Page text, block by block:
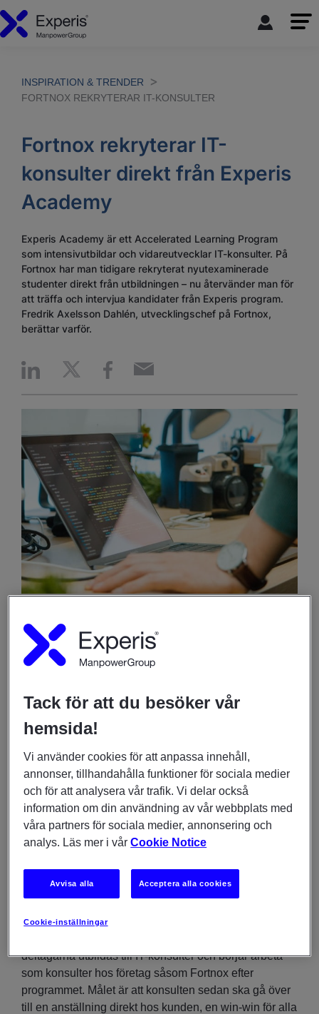
INSPIRATION & TRENDER
FORTNOX REKRYTERAR IT-KONSULTER
Fortnox rekryterar IT-
konsulter direkt från Experis
Academy
Experis Academy är ett Accelerated Learning Program
som intensivutbildar och vidareutvecklar IT-konsulter. På
Fortnox har man tidigare rekryterat nyutexaminerade
studenter direkt från utbildningen – nu återvänder man för
att träffa och intervjua kandidater från Experis program.
Fredrik Axelsson Dahlén, utvecklingschef på Fortnox,
berättar varför.
Idag är det många branscher som kan vittna om
svårigheterna i att hitta rätt kompetens. Framförallt IT-
och techbranschen har länge har brottats med denna
Fredrik Axelsson Dahlén är utvecklingschef på
affärssystem för småföretagare i Sverige. Där vände
man sig till Experis Academy för att rekrytera nytt till
företaget.
– Sourcing är alla techbolags största utmaning. Vi ville
prova Experis Academy för att det lät som ett nytt och
spännande grepp för att hitta nya medarbetare, säger
Experis Academy är ett skräddarsytt
deltagarna utbildas till IT-konsulter och börjar arbeta
som konsulter hos företag såsom Fortnox efter
programmet. Målet är att konsulten sedan ska gå över
till en anställning direkt hos kunden, en win-win för alla
Tack för att du besöker vår
hemsida!
Vi använder cookies för att anpassa innehåll,
annonser, tillhandahålla funktioner för sociala medier
och för att analysera vår trafik. Vi delar också
information om din användning av vår webbplats med
våra partners för sociala medier, annonsering och
analys. Läs mer i vårCookie Notice
Cookie-inställningar
Avvisa alla Acceptera alla cookies